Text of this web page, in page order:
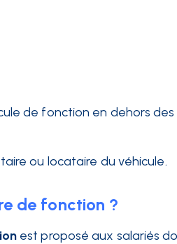
de fonction en dehors
ou locataire du véhicule.
de fonction ?
est proposé aux salariés